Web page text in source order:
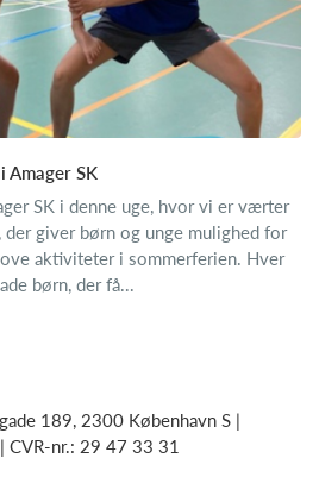
Amager SK
SK i denne uge, hvor vi er værter
giver børn og unge mulighed for
aktiviteter i sommerferien. Hver
børn, der få...
189, 2300 København S |
CVR-nr.: 29 47 33 31